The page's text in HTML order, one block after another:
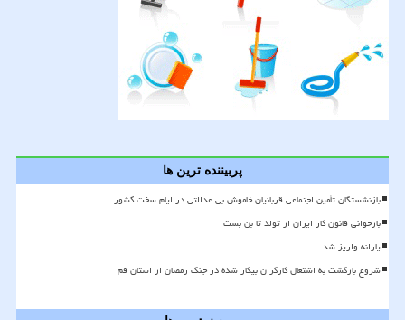
پربیننده ترین ها
بازنشستگان تأمین اجتماعی قربانیان خاموش بی عدالتی در ایام سخت کشور
بازخوانی قانون کار ایران از تولد تا بن بست
یارانه واریز شد
شروع بازگشت به اشتغال کارگران بیکار شده در جنگ رمضان از استان قم